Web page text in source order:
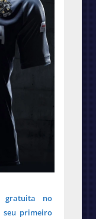
gratuita no
seu primeiro